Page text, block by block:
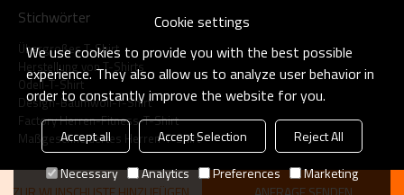
Stichwörter
Übergroßes T-Shirt
Herstellung von T-Shirts
Odell-T-Shirt
Design-Baumwoll-T-Shirt
Factory Herren-Fitness-T-Shirt
Maßgeschneidertes Herren-T-Shirt
Cookie settings
We use cookies to provide you with the best possible
experience. They also allow us to analyze user behavior in
order to constantly improve the website for you.
Accept all Accept Selection
Reject All
Necessary
Analytics Preferences Marketing